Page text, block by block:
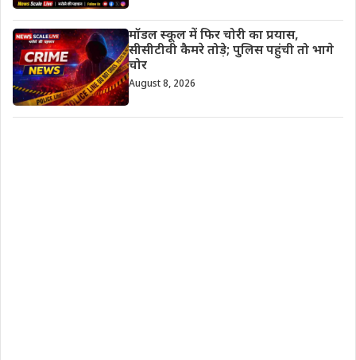
मॉडल स्कूल में फिर चोरी का प्रयास,
सीसीटीवी कैमरे तोड़े; पुलिस पहुंची तो भागे
चोर
August 8, 2026